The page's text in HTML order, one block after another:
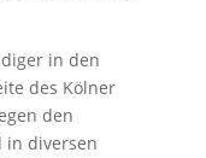
in den
des Kölner
den
in diversen